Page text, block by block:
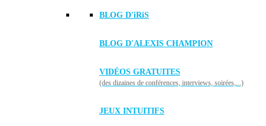
BLOG D'iRiS
BLOG D'ALEXIS CHAMPION
VIDÉOS GRATUITES
(des dizaines de conférences, interviews, soirées,...)
JEUX INTUITIFS